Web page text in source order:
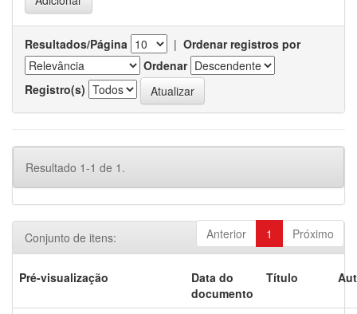
Resultados/Página | Ordenar registros por
Ordenar
Registro(s)
Resultado 1-1 de 1.
Anterior 1 Próximo
Conjunto de itens:
Pré-visualização
Data do
documento
Título